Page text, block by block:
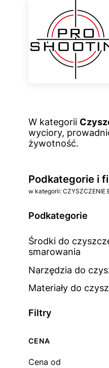
W kategorii
wyciory,
żywotność.
Podkategorie i
w kategorii: CZYSZCZENIE
Podkategorie
Środki do
smarowania
Narzędzia do
Materiały do
Filtry
CENA
Cena od